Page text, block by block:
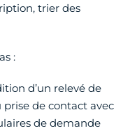
trier des
:
d’un relevé de
de contact avec
de demande